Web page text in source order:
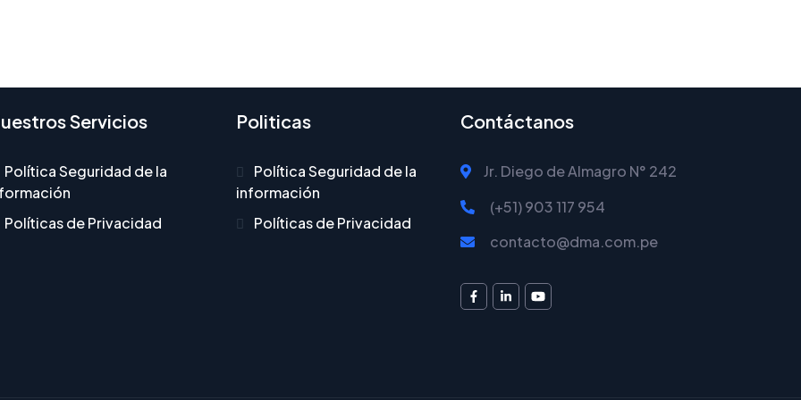
Servicios
Política Seguridad de la
Políticas de Privacidad
Politicas
Política Seguridad de la
información
Políticas de Privacidad
Contáctanos
Jr. Diego de Almagro N° 242
(+51) 903 117 954
contacto@dma.com.pe